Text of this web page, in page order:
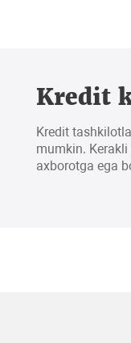
Kredit
Kredit
mumkin. Kerakli
axborotga ega